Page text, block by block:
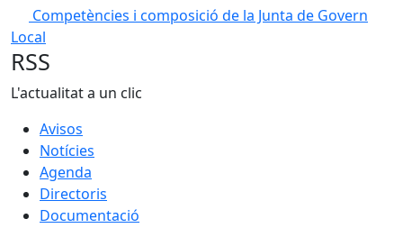
Competències i composició de la Junta de Govern
Local
RSS
L'actualitat a un clic
Avisos
Notícies
Agenda
Directoris
Documentació